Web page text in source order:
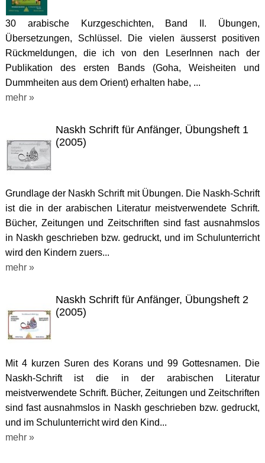
30 arabische Kurzgeschichten, Band II. Übungen,
Übersetzungen, Schlüssel. Die vielen äusserst positiven
Rückmeldungen, die ich von den LeserInnen nach der
Publikation des ersten Bands (Goha, Weisheiten und
Dummheiten aus dem Orient) erhalten habe, ...
mehr »
Naskh Schrift für Anfänger, Übungsheft 1
(2005)
Grundlage der Naskh Schrift mit Übungen. Die Naskh-Schrift
ist die in der arabischen Literatur meistverwendete Schrift.
Bücher, Zeitungen und Zeitschriften sind fast ausnahmslos
in Naskh geschrieben bzw. gedruckt, und im Schulunterricht
wird den Kindern zuers...
mehr »
Naskh Schrift für Anfänger, Übungsheft 2
(2005)
Mit 4 kurzen Suren des Korans und 99 Gottesnamen. Die
Naskh-Schrift ist die in der arabischen Literatur
meistverwendete Schrift. Bücher, Zeitungen und Zeitschriften
sind fast ausnahmslos in Naskh geschrieben bzw. gedruckt,
und im Schulunterricht wird den Kind...
mehr »